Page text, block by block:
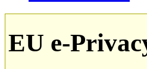
EU e-